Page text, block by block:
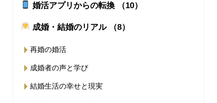
婚活アプリからの転換 （10）
成婚・結婚のリアル （8）
再婚の婚活
成婚者の声と学び
結婚生活の幸せと現実